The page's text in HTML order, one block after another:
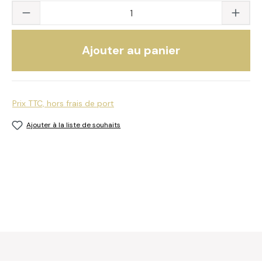
Quantité du produit : saisissez la valeur
Ajouter au panier
Prix TTC, hors frais de port
Ajouter à la liste de souhaits